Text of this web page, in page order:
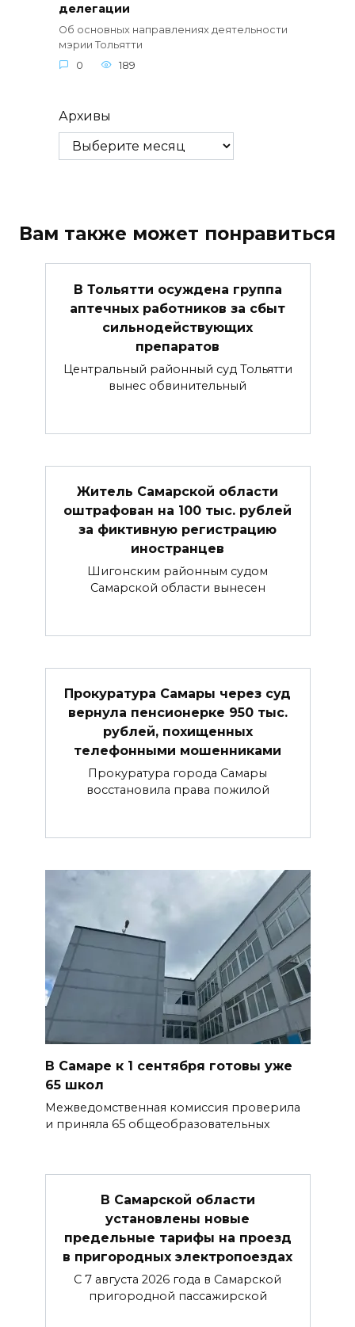
делегации
Об основных направлениях деятельности
мэрии Тольятти
0
189
Архивы
Вам также может понравиться
В Тольятти осуждена группа
аптечных работников за сбыт
сильнодействующих
препаратов
Центральный районный суд Тольятти
вынес обвинительный
Житель Самарской области
оштрафован на 100 тыс. рублей
за фиктивную регистрацию
иностранцев
Шигонским районным судом
Самарской области вынесен
Прокуратура Самары через суд
вернула пенсионерке 950 тыс.
рублей, похищенных
телефонными мошенниками
Прокуратура города Самары
восстановила права пожилой
В Самаре к 1 сентября готовы уже
65 школ
Межведомственная комиссия проверила
и приняла 65 общеобразовательных
В Самарской области
установлены новые
предельные тарифы на проезд
в пригородных электропоездах
С 7 августа 2026 года в Самарской
пригородной пассажирской